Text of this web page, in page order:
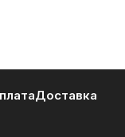
Доставка